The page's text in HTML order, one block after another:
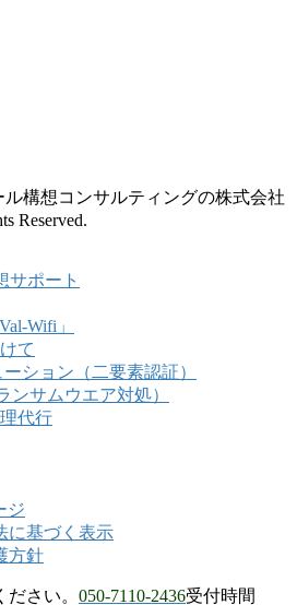
構想コンサルティングの株式会社
Reserved.
サポート
Wifi」
て
ション（二要素認証）
ンサムウエア対処）
代行
ジ
に基づく表示
方針
さい。 050-7110-2436受付時間